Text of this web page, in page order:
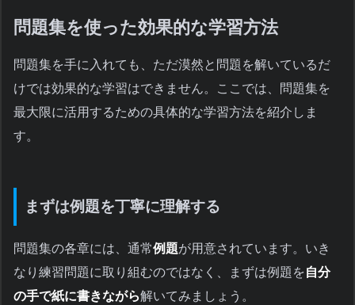
問題集を使った効果的な学習方法
問題集を手に入れても、ただ漠然と問題を解いているだ
けでは効果的な学習はできません。ここでは、問題集を
最大限に活用するための具体的な学習方法を紹介しま
す。
まずは例題を丁寧に理解する
問題集の各章には、通常例題が用意されています。いき
なり練習問題に取り組むのではなく、まずは例題を自分
の手で紙に書きながら解いてみましょう。